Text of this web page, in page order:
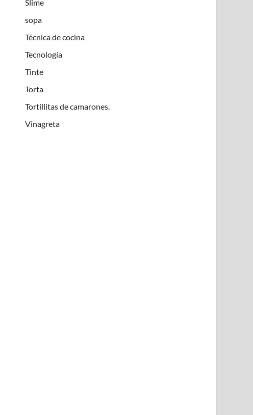
Slime
sopa
Técnica de cocina
Tecnología
Tinte
Torta
Tortillitas de camarones.
Vinagreta